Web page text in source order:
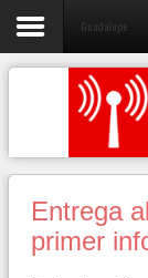
Guadalupe
Entrega
primer